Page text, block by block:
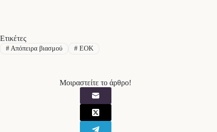
Ετικέτες
#Απόπειρα βιασμού #ΕΟΚ
Μοιραστείτε το άρθρο!